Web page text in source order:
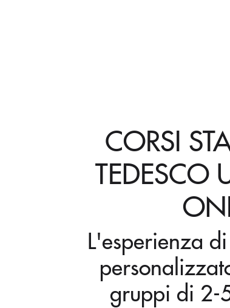
CORSI
L'esperienza
gruppi di 2-